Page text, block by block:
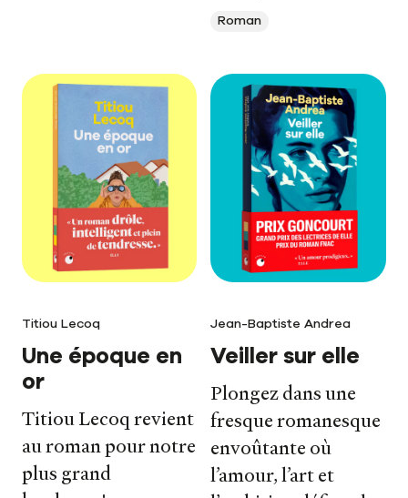
Roman
Titiou Lecoq
Une époque en
or
Titiou Lecoq revient
au roman pour notre
plus grand
Jean-Baptiste Andrea
Veiller sur elle
Plongez dans une
fresque romanesque
envoûtante où
l’amour, l’art et